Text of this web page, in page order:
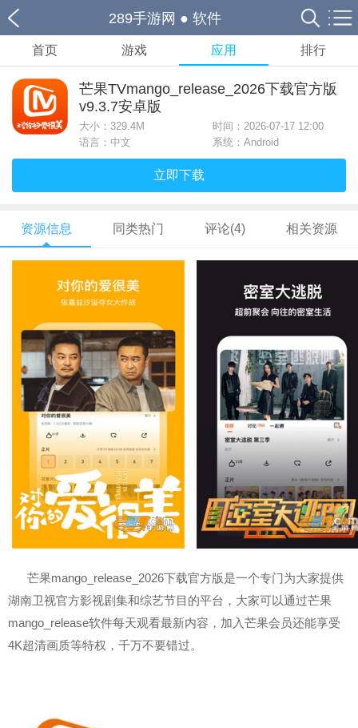
289手游网 ● 软件
首页 游戏 应用 排行
芒果TVmango_release_2026下载官方版
v9.3.7安卓版
大小： 329.4M
时间：2026-07-17 12:00
语言：中文
系统：Android
立即下载
资源信息 同类热门 评论(4) 相关资源
芒果mango_release_2026下载官方版是一个专门为大家提供
湖南卫视官方影视剧集和综艺节目的平台，大家可以通过芒果
mango_release软件每天观看最新内容，加入芒果会员还能享受
4K超清画质等特权，千万不要错过。